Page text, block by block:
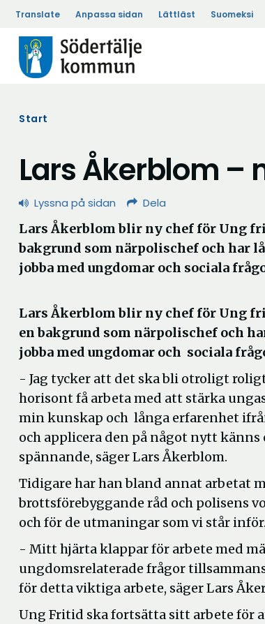
Translate Anpassa sidan Lättläst Suomeksi
Start
Lars Åkerblom –
Lyssna på sidan Dela
Lars Åkerblom blir ny chef för Ung
bakgrund som närpolischef och har
jobba med ungdomar och sociala
Lars Åkerblom blir ny chef för Ung
en bakgrund som närpolischef och
jobba med ungdomar och sociala
- Jag tycker att det ska bli otroligt
horisont få arbeta med att stärka
min kunskap och långa erfarenhet
och applicera den på något nytt
spännande, säger Lars Åkerblom.
Tidigare har han bland annat arbetat
brottsförebyggande råd och polisens
och för de utmaningar som vi står inför.
- Mitt hjärta klappar för arbete med
ungdomsrelaterade frågor
för detta viktiga arbete, säger Lars
Ung Fritid ska fortsätta sitt arbete för